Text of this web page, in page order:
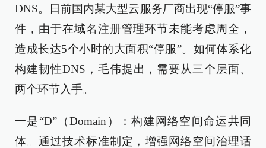
DNS。日前国内某大型云服务厂商出现“停服”事
件，由于在域名注册管理环节未能考虑周全，
造成长达5个小时的大面积“停服”。如何体系化
构建韧性DNS，毛伟提出，需要从三个层面、
两个环节入手。
一是“D”（Domain）：构建网络空间命运共同
体。通过技术标准制定，增强网络空间治理话